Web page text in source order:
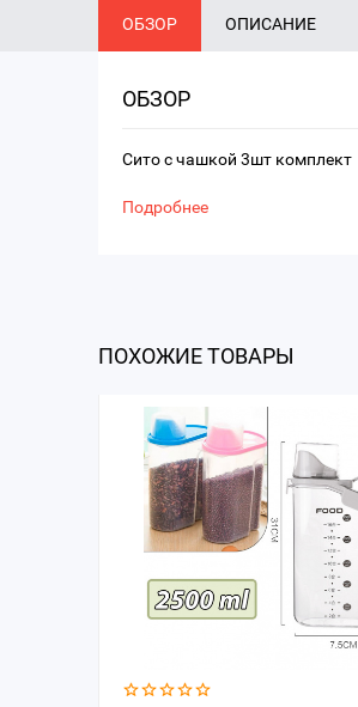
ОБЗОР ОПИСАНИЕ
ОБЗОР
Сито с чашкой 3шт комплект
Подробнее
ПОХОЖИЕ ТОВАРЫ